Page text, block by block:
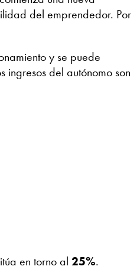
del emprendedor. Por
y se puede
ingresos del autónomo son
en torno al 25%.